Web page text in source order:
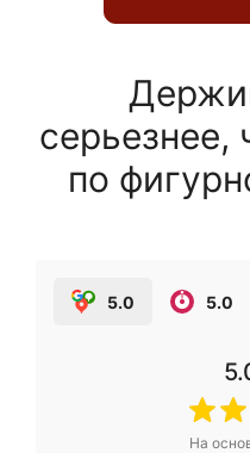
по
5.0 5.0
На